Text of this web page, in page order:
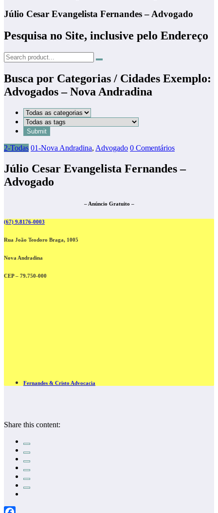
Júlio Cesar Evangelista Fernandes – Advogado
Pesquisa no Site, inclusive pelo Endereço
Busca por Categorias / Cidades Exemplo:
Advogados – Nova Andradina
2-Todas 01-Nova Andradina, Advogado 0 Comentários
Júlio Cesar Evangelista Fernandes –
Advogado
– Anúncio Gratuito –
(67) 9.8176-0003
Rua João Teodoro Braga, 1005
Nova Andradina
CEP – 79.750-000
Fernandes & Cristo Advocacia
Share this content: